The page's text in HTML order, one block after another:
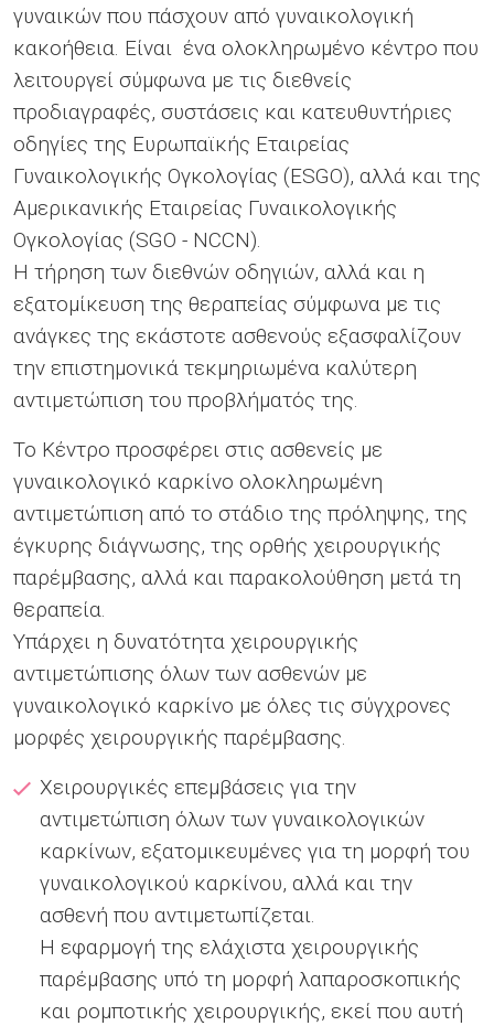
γυναικών που πάσχουν από γυναικολογική
κακοήθεια. Είναι ένα ολοκληρωμένο κέντρο που
λειτουργεί σύμφωνα με τις διεθνείς
προδιαγραφές, συστάσεις και κατευθυντήριες
οδηγίες της Ευρωπαϊκής Εταιρείας
Γυναικολογικής Ογκολογίας (ESGO), αλλά και της
Αμερικανικής Εταιρείας Γυναικολογικής
Ογκολογίας (SGO - NCCN).
Η τήρηση των διεθνών οδηγιών, αλλά και η
εξατομίκευση της θεραπείας σύμφωνα με τις
ανάγκες της εκάστοτε ασθενούς εξασφαλίζουν
την επιστημονικά τεκμηριωμένα καλύτερη
αντιμετώπιση του προβλήματός της.
Το Κέντρο προσφέρει στις ασθενείς με
γυναικολογικό καρκίνο ολοκληρωμένη
αντιμετώπιση από το στάδιο της πρόληψης, της
έγκυρης διάγνωσης, της ορθής χειρουργικής
παρέμβασης, αλλά και παρακολούθηση μετά τη
θεραπεία.
Υπάρχει η δυνατότητα χειρουργικής
αντιμετώπισης όλων των ασθενών με
γυναικολογικό καρκίνο με όλες τις σύγχρονες
μορφές χειρουργικής παρέμβασης.
Χειρουργικές επεμβάσεις για την
αντιμετώπιση όλων των γυναικολογικών
καρκίνων, εξατομικευμένες για τη μορφή του
γυναικολογικού καρκίνου, αλλά και την
ασθενή που αντιμετωπίζεται.
Η εφαρμογή της ελάχιστα χειρουργικής
παρέμβασης υπό τη μορφή λαπαροσκοπικής
και ρομποτικής χειρουργικής, εκεί που αυτή